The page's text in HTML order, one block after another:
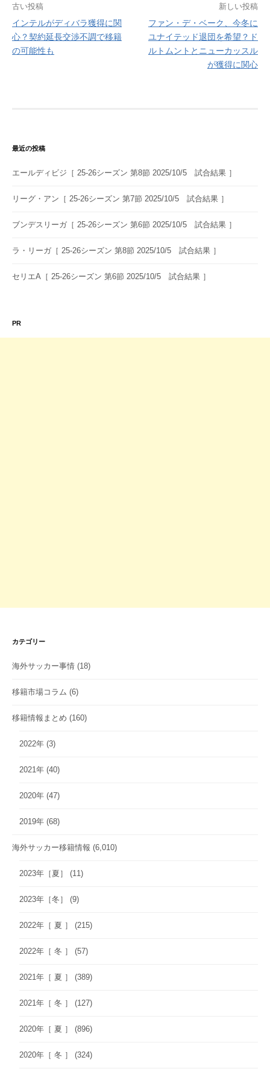
投
稿
ナ
ョ
ン
古い投稿
インテルがディバラ獲得に関
心？契約延長交渉不調で移籍
の可能性も
新しい投稿
ファン・デ・ベーク、今冬に
ユナイテッド退団を希望？ド
ルトムントとニューカッスル
が獲得に関心
最近の投稿
エールディビジ［ 25-26シーズン 第8節 2025/10/5 試合結果 ］
リーグ・アン［ 25-26シーズン 第7節 2025/10/5 試合結果 ］
ブンデスリーガ［ 25-26シーズン 第6節 2025/10/5 試合結果 ］
ラ・リーガ［ 25-26シーズン 第8節 2025/10/5 試合結果 ］
セリエA［ 25-26シーズン 第6節 2025/10/5 試合結果 ］
PR
カテゴリー
海外サッカー事情 (18)
移籍市場コラム (6)
移籍情報まとめ (160)
2022年 (3)
2021年 (40)
2020年 (47)
2019年 (68)
海外サッカー移籍情報 (6,010)
2023年［夏］ (11)
2023年［冬］ (9)
2022年［ 夏 ］ (215)
2022年［ 冬 ］ (57)
2021年［ 夏 ］ (389)
2021年［ 冬 ］ (127)
2020年［ 夏 ］ (896)
2020年［ 冬 ］ (324)